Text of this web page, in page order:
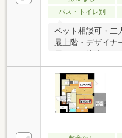
バス・トイレ別
ペット相談可・二
最上階・デザイナ